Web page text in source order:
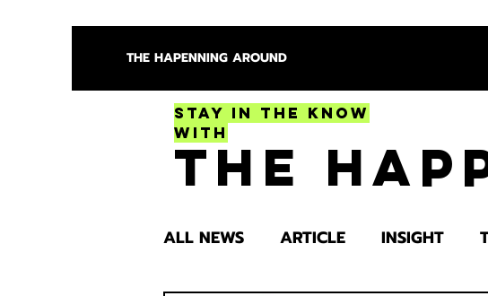
THE HAPENNING AROUND
Stay in the Know
With
The
ALL NEWS ARTICLE INSIGHT